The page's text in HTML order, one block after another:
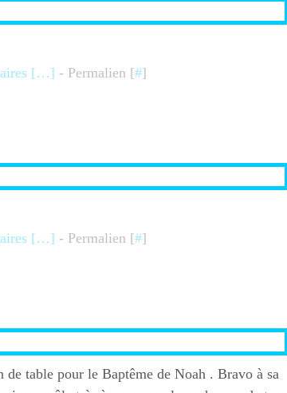
[…] - Permalien [#]
[…] - Permalien [#]
de table pour le Baptême de Noah . Bravo à sa